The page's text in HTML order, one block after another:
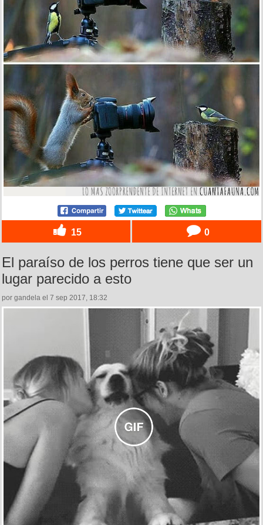
15 0
El paraíso de los perros tiene que ser un
lugar parecido a esto
por gandela el 7 sep 2017, 18:32